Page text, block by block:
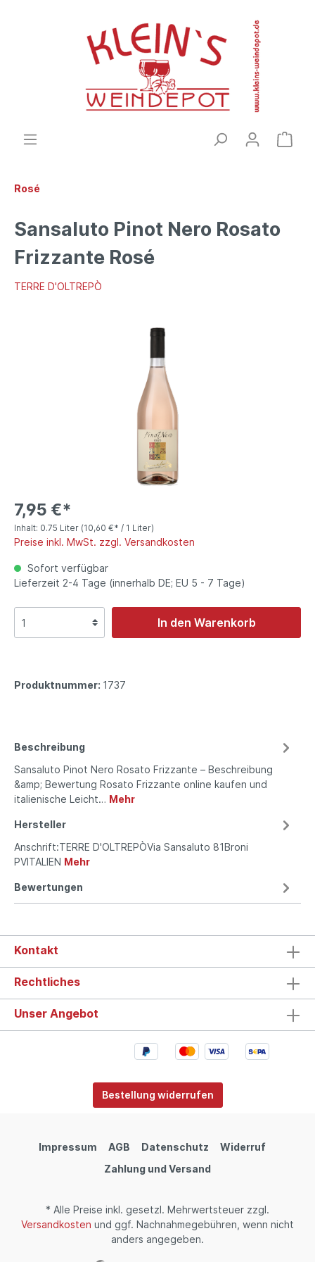
Rosé
Sansaluto Pinot Nero Rosato
Frizzante Rosé
TERRE D'OLTREPÒ
7,95 €*
Inhalt: 0.75 Liter (10,60 €* / 1 Liter)
Preise inkl. MwSt. zzgl. Versandkosten
Sofort verfügbar
Lieferzeit 2-4 Tage (innerhalb DE; EU 5 - 7 Tage)
In den Warenkorb
Produktnummer: 1737
Beschreibung
Sansaluto Pinot Nero Rosato Frizzante – Beschreibung
&amp; Bewertung Rosato Frizzante online kaufen und
italienische Leicht… Mehr
Hersteller
Anschrift:TERRE D'OLTREPÒVia Sansaluto 81Broni
PVITALIEN Mehr
Bewertungen
Kontakt
Rechtliches
Unser Angebot
Bestellung widerrufen
Impressum AGB Datenschutz
Widerruf
Zahlung und Versand
* Alle Preise inkl. gesetzl. Mehrwertsteuer zzgl.
Versandkosten und ggf. Nachnahmegebühren, wenn nicht
anders angegeben.